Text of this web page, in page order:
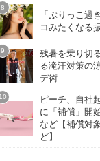
「ぶりっこ過
コみたくなる
残暑を乗り切
る滝汗対策の
デ術
ピーチ、自社
に「補償」開
など【補償対
ど】